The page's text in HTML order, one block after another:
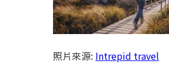
照片來源: Intrepid travel